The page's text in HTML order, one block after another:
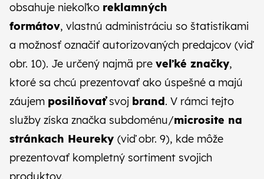
obsahuje niekoľko reklamných
formátov, vlastnú administráciu so štatistikami
a možnosť označiť autorizovaných predajcov (viď
obr. 10). Je určený najmä pre veľké značky,
ktoré sa chcú prezentovať ako úspešné a majú
záujem posilňovaťsvoj brand. V rámci tejto
služby získa značka subdoménu/​microsite na
stránkach Heureky (viď obr. 9), kde môže
prezentovať kompletný sortiment svojich